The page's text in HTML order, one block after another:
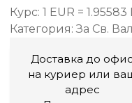
Курс: 1 EUR = 1.95583
Категория:За Св.
Доставка до офис
на куриер или
адрес